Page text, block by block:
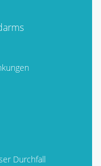
Durchfall